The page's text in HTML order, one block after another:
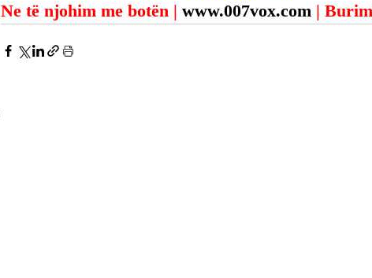
Ne të njohim me botën | www.007vox.com |